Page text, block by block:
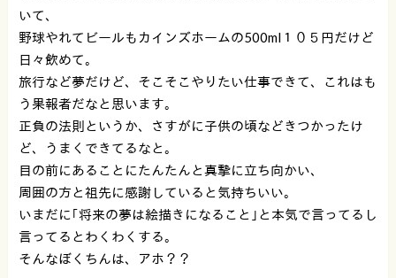
いて、
野球やれてビールもカインズホームの500ml１０５円だけど
日々飲めて。
旅行など夢だけど、そこそこやりたい仕事できて、これはも
う果報者だなと思います。
正負の法則というか、さすがに子供の頃などきつかったけ
ど、うまくできてるなと。
目の前にあることにたんたんと真摯に立ち向かい、
周囲の方と祖先に感謝していると気持ちいい。
いまだに｢将来の夢は絵描きになること｣と本気で言ってるし
言ってるとわくわくする。
そんなぼくちんは、アホ？？